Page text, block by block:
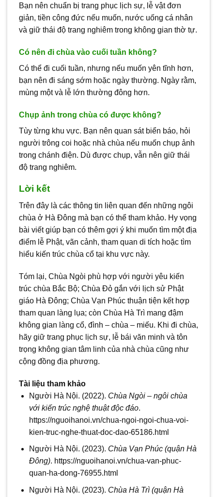
Bạn nên chuẩn bị trang phục lịch sự, lễ vật đơn
giản, tiền công đức nếu muốn, nước uống cá nhân
và giữ thái độ trang nghiêm trong không gian thờ tự.
Có nên đi chùa vào cuối tuần không?
Có thể đi cuối tuần, nhưng nếu muốn yên tĩnh hơn,
bạn nên đi sáng sớm hoặc ngày thường. Ngày rằm,
mùng một và lễ lớn thường đông hơn.
Chụp ảnh trong chùa có được không?
Tùy từng khu vực. Bạn nên quan sát biển báo, hỏi
người trông coi hoặc nhà chùa nếu muốn chụp ảnh
trong chánh điện. Dù được chụp, vẫn nên giữ thái
độ trang nghiêm.
Lời kết
Trên đây là các thông tin liên quan đến những ngôi
chùa ở Hà Đông mà bạn có thể tham khảo. Hy vọng
bài viết giúp bạn có thêm gợi ý khi muốn tìm một địa
điểm lễ Phật, vãn cảnh, tham quan di tích hoặc tìm
hiểu kiến trúc chùa cổ tại khu vực này.
Tóm lại, Chùa Ngòi phù hợp với người yêu kiến
trúc chùa Bắc Bộ; Chùa Đỏ gắn với lịch sử Phật
giáo Hà Đông; Chùa Vạn Phúc thuận tiện kết hợp
tham quan làng lụa; còn Chùa Hà Trì mang đậm
không gian làng cổ, đình – chùa – miếu. Khi đi chùa,
hãy giữ trang phục lịch sự, lễ bái văn minh và tôn
trọng không gian tâm linh của nhà chùa cũng như
cộng đồng địa phương.
Tài liệu tham khảo
Người Hà Nội. (2022). Chùa Ngòi – ngôi chùa
với kiến trúc nghệ thuật độc đáo.
https://nguoihanoi.vn/chua-ngoi-ngoi-chua-voi-
kien-truc-nghe-thuat-doc-dao-65186.html
Người Hà Nội. (2023). Chùa Vạn Phúc (quận Hà
Đông). https://nguoihanoi.vn/chua-van-phuc-
quan-ha-dong-76955.html
Người Hà Nội. (2023). Chùa Hà Trì (quận Hà